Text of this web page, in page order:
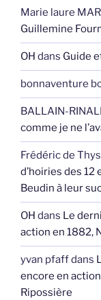
Marie laure
Guillemine
OH dans Guide
bonnaventure
BALLAIN-
comme je ne
Frédéric de
d’hoiries des 12
Beudin à leur
OH dans Le
action en 1882,
yvan pfaffdans
encore en
Ripossière